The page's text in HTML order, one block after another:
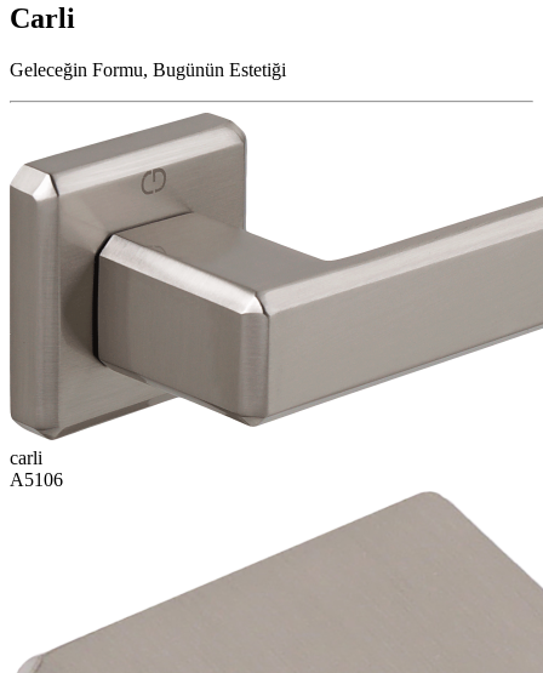
Carli
Geleceğin Formu, Bugünün Estetiği
carli
A5106